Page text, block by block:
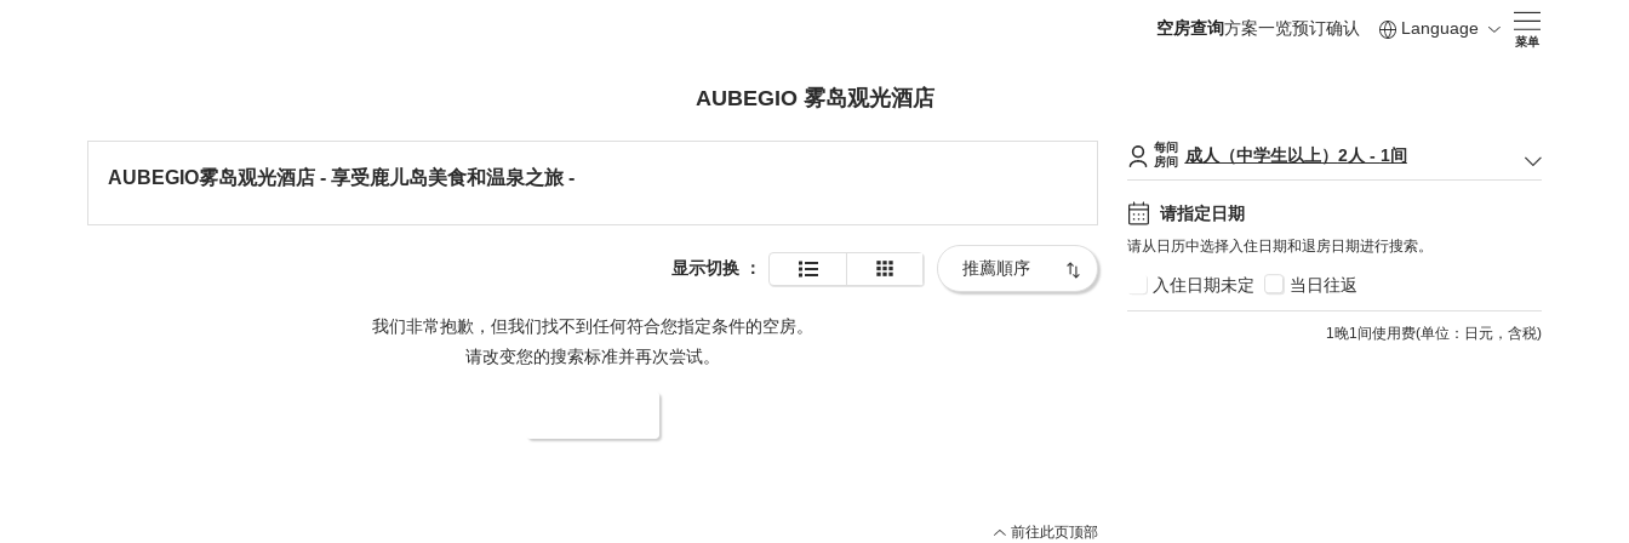
空房查询方案一览预订确认 Language
菜单
AUBEGIO 雾岛观光酒店
AUBEGIO雾岛观光酒店 - 享受鹿儿岛美食和温泉之旅 -
显示切换 ：
我们非常抱歉，但我们找不到任何符合您指定条件的空房。
请改变您的搜索标准并再次尝试。
前往此页顶部
每间
房间
成人（中学生以上） 2人 - 1间
请指定日期
请从日历中选择入住日期和退房日期进行搜索。
入住日期未定 当日往返
1 晚1间使用费(单位：日元，含税)